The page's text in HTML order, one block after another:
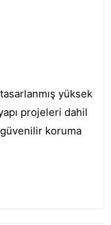
yüksek
projeleri dahil
koruma